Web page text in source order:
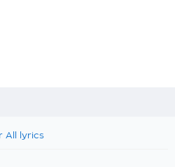
All lyrics